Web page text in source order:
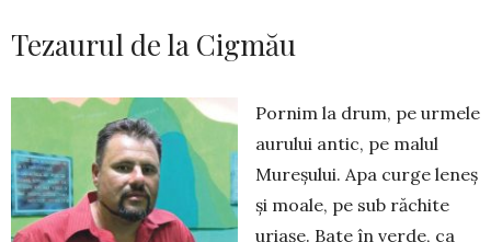
Tezaurul de la Cigmău
Pornim la drum, pe urmele
aurului antic, pe malul
Mureșului. Apa curge leneș
și moale, pe sub răchite
uriașe. Bate în verde, ca